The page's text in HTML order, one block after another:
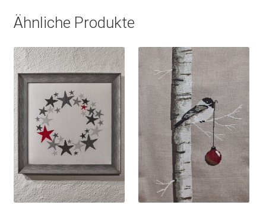
Ähnliche Produkte